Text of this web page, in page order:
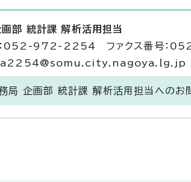
部 統計課 解析活用担当
：052-972-2254 ファクス番号：
：a2254@somu.city.nagoya.lg.jp
局 企画部 統計課 解析活用担当へのお